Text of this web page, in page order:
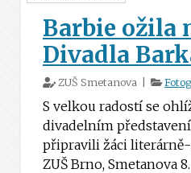
Barbie ožila
Divadla
ZUŠ Smetanova |
S velkou radostí se
divadelním
připravili žáci
ZUŠ Brno, Smetanova 8.